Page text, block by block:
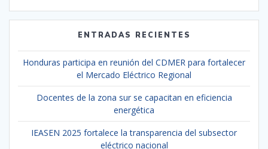
ENTRADAS RECIENTES
Honduras participa en reunión del CDMER para fortalecer
el Mercado Eléctrico Regional
Docentes de la zona sur se capacitan en eficiencia
energética
IEASEN 2025 fortalece la transparencia del subsector
eléctrico nacional